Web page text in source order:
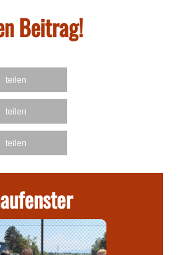
Beitrag!
teilen
teilen
teilen